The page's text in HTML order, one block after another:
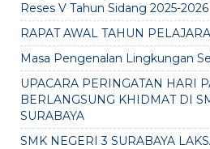
Reses V Tahun Sidang 2025-2026
RAPAT AWAL TAHUN
Masa Pengenalan Lingkungan
UPACARA PERINGATAN HARI
BERLANGSUNG KHIDMAT DI
SURABAYA
SMK NEGERI 3 SURABAYA